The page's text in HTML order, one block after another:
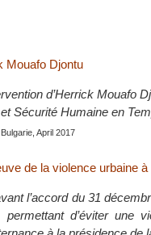
Mouafo Djontu
d’Herrick Mouafo
Sécurité Humaine en
, Bulgarie, April 2017
de la violence urbaine
l’accord du 31
permettant d’éviter une